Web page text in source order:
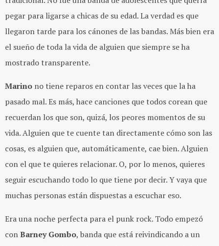
pegar para ligarse a chicas de su edad. La verdad es que
llegaron tarde para los cánones de las bandas. Más bien era
el sueño de toda la vida de alguien que siempre se ha
mostrado transparente.
Marino no tiene reparos en contar las veces que la ha
pasado mal. Es más, hace canciones que todos corean que
recuerdan los que son, quizá, los peores momentos de su
vida. Alguien que te cuente tan directamente cómo son las
cosas, es alguien que, automáticamente, cae bien. Alguien
con el que te quieres relacionar. O, por lo menos, quieres
seguir escuchando todo lo que tiene por decir. Y vaya que
muchas personas están dispuestas a escuchar eso.
Era una noche perfecta para el punk rock. Todo empezó
conBarney Gombo, banda que está reivindicando a un